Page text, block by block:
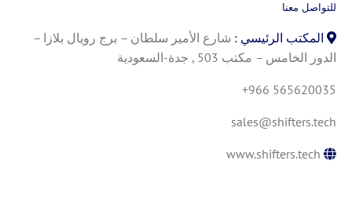
للتواصل معنا
المكتب الرئيسي : شارع الأمير سلطان – برج رويال بلازا –
الدور الخامس – مكتب 503 , جدة-السعودية
+966 565620035
sales@shifters.tech
www.shifters.tech